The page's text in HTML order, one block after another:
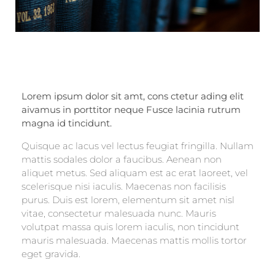
Lorem ipsum dolor sit amt, cons ctetur ading elit
aivamus in porttitor neque Fusce lacinia rutrum
magna id tincidunt.
Quisque ac lacus vel lectus feugiat fringilla. Nullam
mattis sodales dolor a faucibus. Aenean non
aliquet metus. Sed aliquam est ac erat laoreet, vel
scelerisque nisi iaculis. Maecenas non facilisis
purus. Duis est lorem, elementum sit amet nisl
vitae, consectetur malesuada nunc. Mauris
volutpat massa quis lorem iaculis, non tincidunt
mauris malesuada. Maecenas mattis mollis tortor
eget gravida.